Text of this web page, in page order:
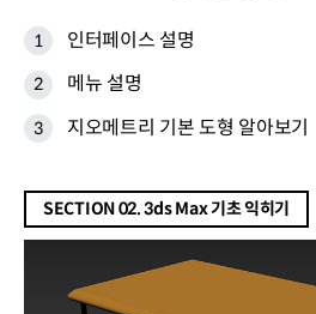
인터페이스 설명
메뉴 설명
지오메트리 기본 도형 알아보기
SECTION 02. 3ds Max 기초 익히기